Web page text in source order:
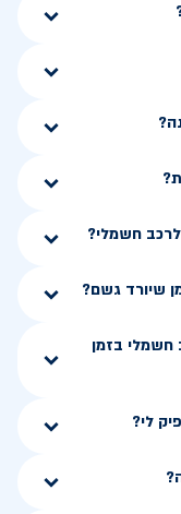
חשמלי?
שיורד גשם?
בזמן
לי?